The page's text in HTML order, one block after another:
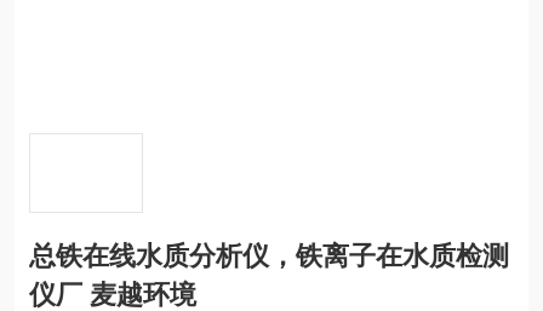
总铁在线水质分析仪，铁离子在水质检测
仪厂 麦越环境